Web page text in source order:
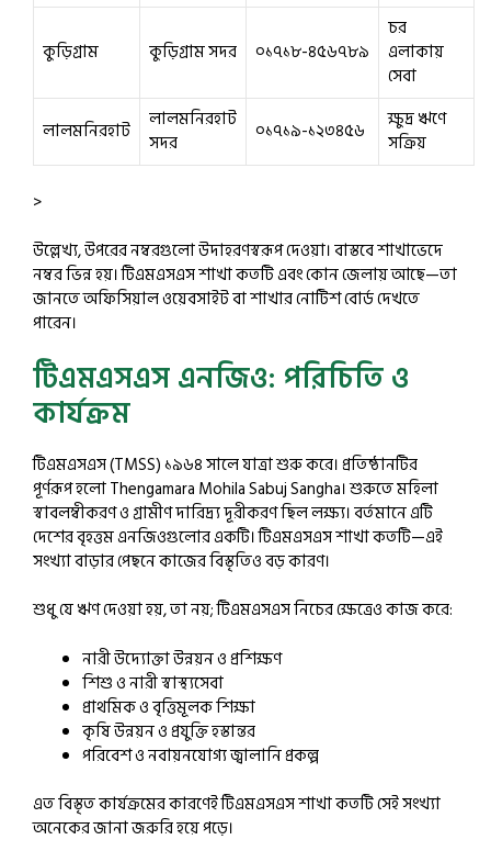
কুড়িগ্রাম কুড়িগ্রাম সদর ০১৭১৮-৪৫৬৭৮৯
চর
এলাকায়
সেবা
লালমনিরহাট
লালমনিরহাট
সদর
০১৭১৯-১২৩৪৫৬
ক্ষুদ্র ঋণে
সক্রিয়
>
উল্লেখ্য, উপরের নম্বরগুলো উদাহরণস্বরূপ দেওয়া। বাস্তবে শাখাভেদে
নম্বর ভিন্ন হয়। টিএমএসএস শাখা কতটি এবং কোন জেলায় আছে—তা
জানতে অফিসিয়াল ওয়েবসাইট বা শাখার নোটিশ বোর্ড দেখতে
পারেন।
টিএমএসএস এনজিও: পরিচিতি ও
কার্যক্রম
টিএমএসএস (TMSS) ১৯৬৪ সালে যাত্রা শুরু করে। প্রতিষ্ঠানটির
পূর্ণরূপ হলো Thengamara Mohila Sabuj Sangha। শুরুতে মহিলা
স্বাবলম্বীকরণ ও গ্রামীণ দারিদ্র্য দূরীকরণ ছিল লক্ষ্য। বর্তমানে এটি
দেশের বৃহত্তম এনজিওগুলোর একটি। টিএমএসএস শাখা কতটি—এই
সংখ্যা বাড়ার পেছনে কাজের বিস্তৃতিও বড় কারণ।
শুধু যে ঋণ দেওয়া হয়, তা নয়; টিএমএসএস নিচের ক্ষেত্রেও কাজ করে:
নারী উদ্যোক্তা উন্নয়ন ও প্রশিক্ষণ
শিশু ও নারী স্বাস্থ্যসেবা
প্রাথমিক ও বৃত্তিমূলক শিক্ষা
কৃষি উন্নয়ন ও প্রযুক্তি হস্তান্তর
পরিবেশ ও নবায়নযোগ্য জ্বালানি প্রকল্প
এত বিস্তৃত কার্যক্রমের কারণেই টিএমএসএস শাখা কতটি সেই সংখ্যা
অনেকের জানা জরুরি হয়ে পড়ে।